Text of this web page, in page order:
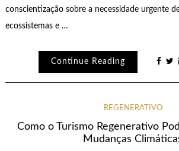
conscientização sobre a necessidade urgente
ecossistemas e …
Continue Reading
REGENERATIVO
Como o Turismo Regenerativo
Mudanças